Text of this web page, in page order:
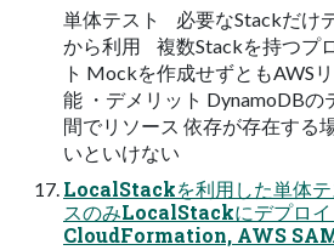
単体テスト 必要なStackだけ
から利用 複数Stackを持つプ
ト Mockを作成せずともAWS
能 ・デメリット DynamoDBの
間でリソース 依存が存在する
いといけない
LocalStackを利用した単体
スのみLocalStackにデプ
CloudFormation, AWS